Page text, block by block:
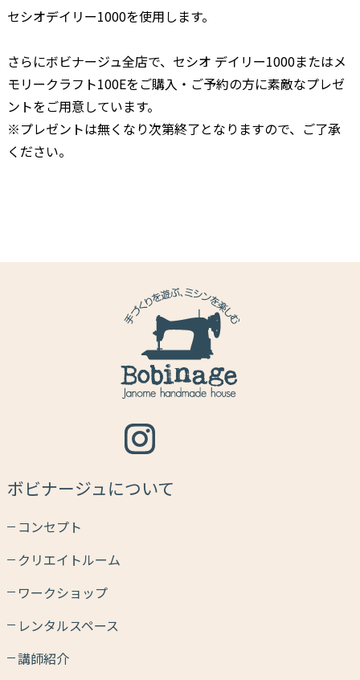
セシオデイリー1000を使用します。
さらにボビナージュ全店で、セシオ デイリー1000またはメ
モリークラフト100Eをご購入・ご予約の方に素敵なプレゼ
ントをご用意しています。
※プレゼントは無くなり次第終了となりますので、ご了承
ください。
ボビナージュについて
コンセプト
クリエイトルーム
ワークショップ
レンタルスペース
講師紹介